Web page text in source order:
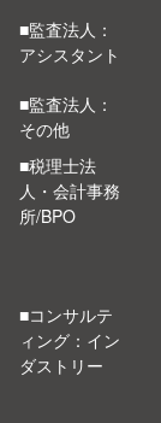
■監査法人：
アシスタント
■監査法人：
その他
■税理士法
人・会計事務
所/BPO
■コンサルテ
ィング：イン
ダストリー